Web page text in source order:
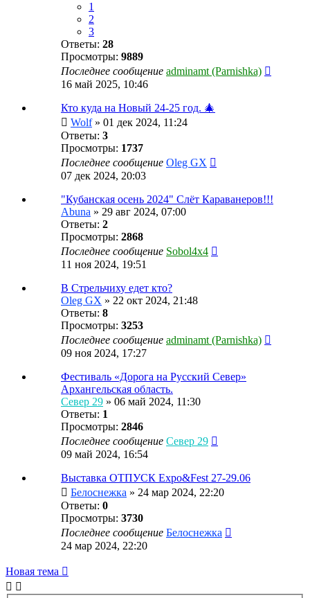
1
2
3
Ответы: 28
Просмотры: 9889
Последнее сообщение adminamt (Parnishka)
16 май 2025, 10:46
Кто куда на Новый 24-25 год. 🎄
Wolf» 01 дек 2024, 11:24
Ответы: 3
Просмотры: 1737
Последнее сообщение Oleg GX
07 дек 2024, 20:03
"Кубанская осень 2024" Слёт Караванеров!!!
Abuna » 29 авг 2024, 07:00
Ответы: 2
Просмотры: 2868
Последнее сообщение Sobol4x4
11 ноя 2024, 19:51
В Стрельчиху едет кто?
Oleg GX » 22 окт 2024, 21:48
Ответы: 8
Просмотры: 3253
Последнее сообщение adminamt (Parnishka)
09 ноя 2024, 17:27
Фестиваль «Дорога на Русский Север»
Архангельская область.
Север 29 » 06 май 2024, 11:30
Ответы: 1
Просмотры: 2846
Последнее сообщение Север 29
09 май 2024, 16:54
Выставка ОТПУСК Expo&Fest 27-29.06
Белоснежка » 24 мар 2024, 22:20
Ответы: 0
Просмотры: 3730
Последнее сообщение Белоснежка
24 мар 2024, 22:20
Новая
тема
Новая тема